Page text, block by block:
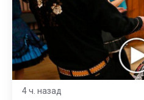
4 ч. назад